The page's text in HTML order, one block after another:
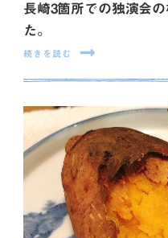
長崎3箇所での独演会
た。
続きを読む